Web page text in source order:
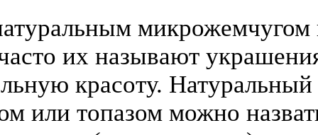
микрожемчугом
их называют
красоту.
или топазом можно